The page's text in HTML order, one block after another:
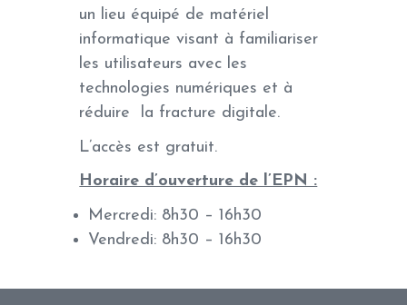
un lieu équipé de matériel
informatique visant à familiariser
les utilisateurs avec les
technologies numériques et à
réduire la fracture digitale.
L’accès est gratuit.
Horaire d’ouverture de l’EPN :
Mercredi: 8h30 – 16h30
Vendredi: 8h30 – 16h30